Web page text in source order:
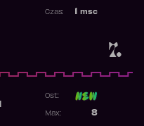
7.
msc
Czas:
Ost:
8
Max: